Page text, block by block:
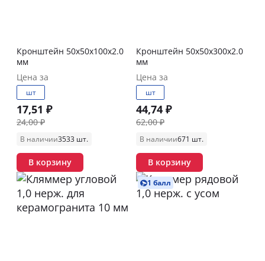
Кронштейн 50х50х100х2.0
мм
Цена за
шт
17,51 ₽
24,00 ₽
В наличии3533 шт.
В корзину
Кронштейн 50х50х300х2.0
мм
Цена за
шт
44,74 ₽
62,00 ₽
В наличии671 шт.
В корзину
1 балл